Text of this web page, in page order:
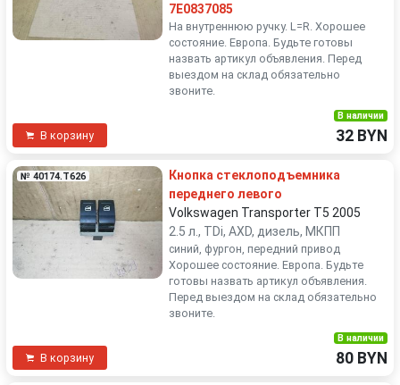
7E0837085
На внутреннюю ручку. L=R. Хорошее
состояние. Европа. Будьте готовы
назвать артикул объявления. Перед
выездом на склад обязательно
звоните.
В корзину
В наличии
32 BYN
№ 40174.T626
Кнопка стеклоподъемника
переднего левого
Volkswagen Transporter T5 2005
2.5 л., TDi, AXD, дизель, МКПП
синий, фургон, передний привод
Хорошее состояние. Европа. Будьте
готовы назвать артикул объявления.
Перед выездом на склад обязательно
звоните.
В корзину
В наличии
80 BYN